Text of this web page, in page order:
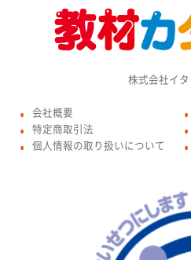
株式会社イ
● 会社概要
● 特定商取引法
● 個人情報の取り扱いについて
●
●
●